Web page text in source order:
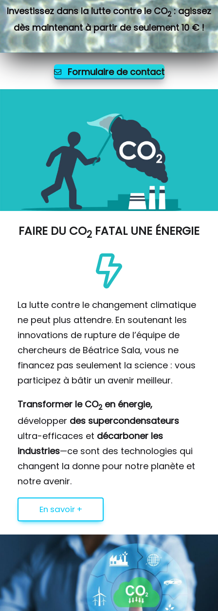
Investissez dans la lutte contre le CO2 : agissez
dès maintenant à partir de seulement 10 € !
Formulaire de contact
FAIRE DU CO2 FATAL UNE ÉNERGIE
La lutte contre le changement climatique
ne peut plus attendre. En soutenant les
innovations de rupture de l’équipe de
chercheurs de Béatrice Sala, vous ne
financez pas seulement la science : vous
participez à bâtir un avenir meilleur.
Transformer le CO2 en énergie,
développer des supercondensateurs
ultra-efficaces et décarboner les
industries—ce sont des technologies qui
changent la donne pour notre planète et
notre avenir.
En savoir +